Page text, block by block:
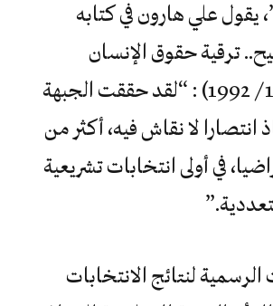
يقول علي هارون في كتابه
ترقية حقوق الإنسان
ومخاوف (1991 / 1992) : “لقد حققت الجبهة
انتصارا لا نقاش فيه، أكثر من
لنتائج الانتخابات